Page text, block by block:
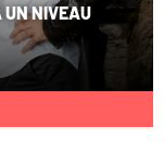
UN NIVEAU